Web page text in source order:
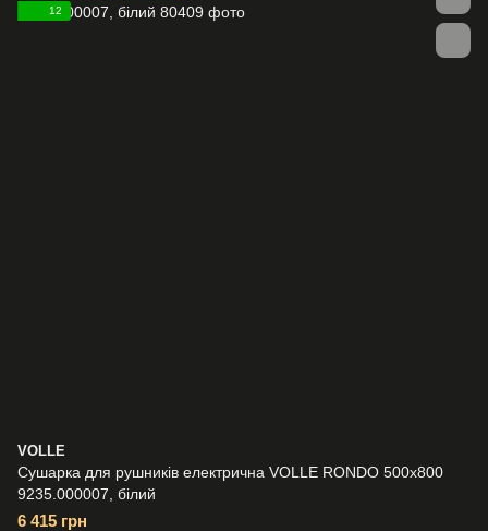
12
VOLLE
Сушарка для рушників електрична VOLLE RONDO 500x800
9235.000007, білий
6 415 грн